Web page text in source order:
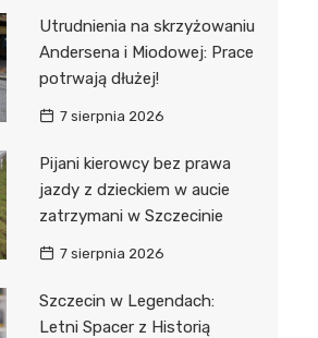
Utrudnienia na skrzyżowaniu
Andersena i Miodowej: Prace
potrwają dłużej!
7 sierpnia 2026
Pijani kierowcy bez prawa
jazdy z dzieckiem w aucie
zatrzymani w Szczecinie
7 sierpnia 2026
Szczecin w Legendach:
Letni Spacer z Historią